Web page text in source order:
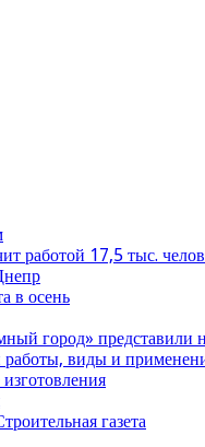
работой 17,5 тыс.
в осень
город» представили
работы, виды и
газета